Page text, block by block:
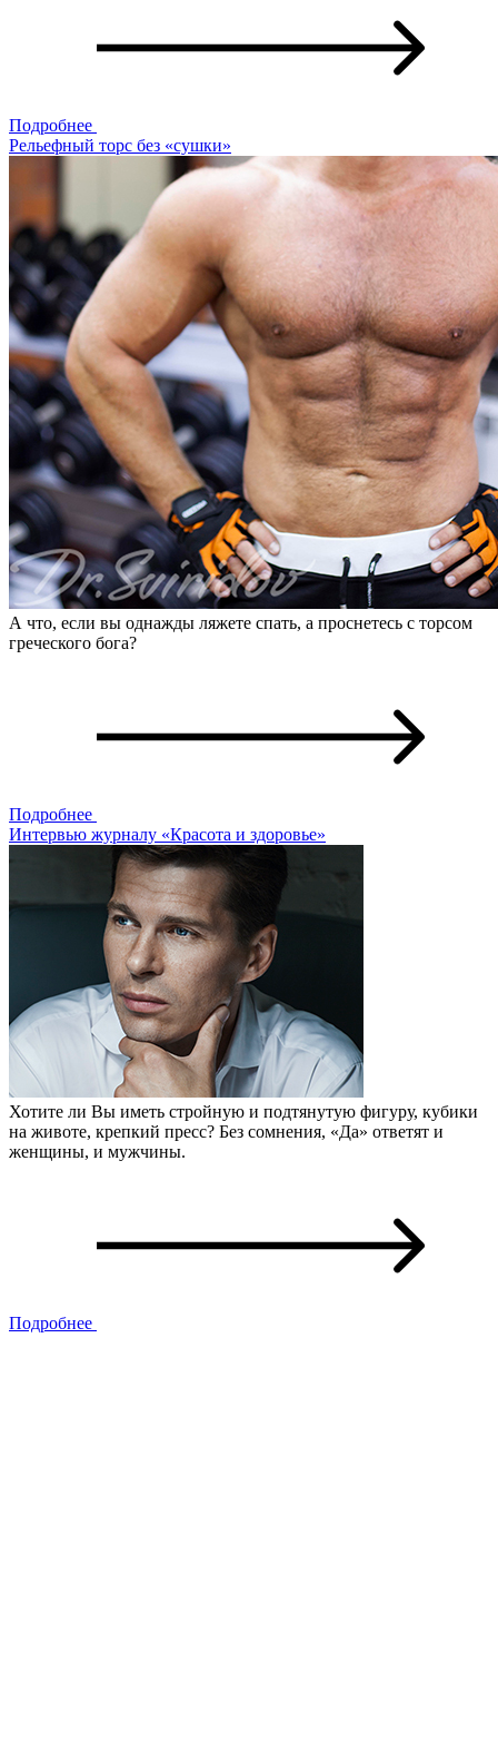
Подробнее
Рельефный торс без «сушки»
А что, если вы однажды ляжете спать, а проснетесь с торсом
греческого бога?
Подробнее
Интервью журналу «Красота и здоровье»
Хотите ли Вы иметь стройную и подтянутую фигуру, кубики
на животе, крепкий пресс? Без сомнения, «Да» ответят и
женщины, и мужчины.
Подробнее